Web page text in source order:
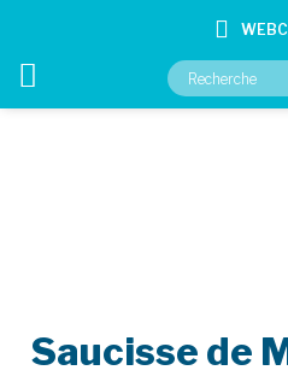
Saucisse de